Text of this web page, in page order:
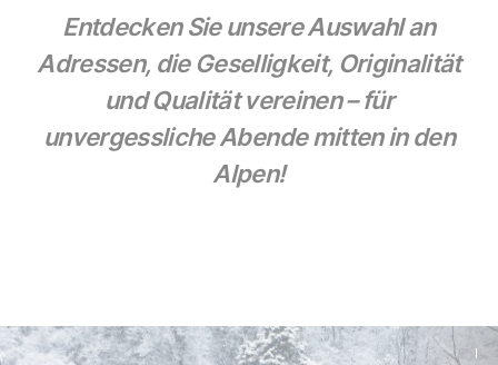
Entdecken Sie unsereAuswahl an
Adressen, die Geselligkeit, Originalität
und Qualitätvereinen – für
unvergessliche Abendemitten in den
Alpen!